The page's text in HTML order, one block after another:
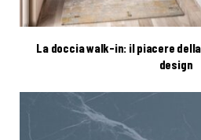
La doccia walk-in: il piacere
design